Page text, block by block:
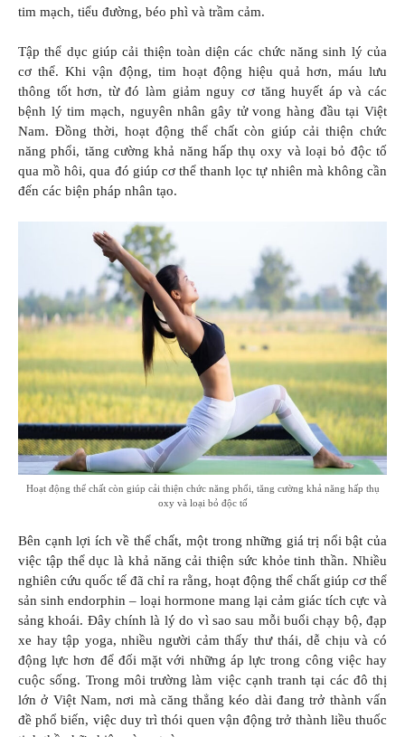
tim mạch, tiểu đường, béo phì và trầm cảm.
Tập thể dục giúp cải thiện toàn diện các chức năng sinh lý của
cơ thể. Khi vận động, tim hoạt động hiệu quả hơn, máu lưu
thông tốt hơn, từ đó làm giảm nguy cơ tăng huyết áp và các
bệnh lý tim mạch, nguyên nhân gây tử vong hàng đầu tại Việt
Nam. Đồng thời, hoạt động thể chất còn giúp cải thiện chức
năng phổi, tăng cường khả năng hấp thụ oxy và loại bỏ độc tố
qua mồ hôi, qua đó giúp cơ thể thanh lọc tự nhiên mà không cần
đến các biện pháp nhân tạo.
Hoạt động thể chất còn giúp cải thiện chức năng phổi, tăng cường khả năng hấp thụ
oxy và loại bỏ độc tố
Bên cạnh lợi ích về thể chất, một trong những giá trị nổi bật của
việc tập thể dục là khả năng cải thiện sức khỏe tinh thần. Nhiều
nghiên cứu quốc tế đã chỉ ra rằng, hoạt động thể chất giúp cơ thể
sản sinh endorphin – loại hormone mang lại cảm giác tích cực và
sảng khoái. Đây chính là lý do vì sao sau mỗi buổi chạy bộ, đạp
xe hay tập yoga, nhiều người cảm thấy thư thái, dễ chịu và có
động lực hơn để đối mặt với những áp lực trong công việc hay
cuộc sống. Trong môi trường làm việc cạnh tranh tại các đô thị
lớn ở Việt Nam, nơi mà căng thẳng kéo dài đang trở thành vấn
đề phổ biến, việc duy trì thói quen vận động trở thành liều thuốc